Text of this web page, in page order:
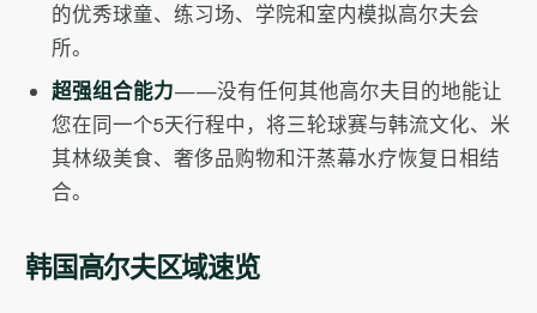
的优秀球童、练习场、学院和室内模拟高尔夫会
所。
超强组合能力——没有任何其他高尔夫目的地能让
您在同一个5天行程中，将三轮球赛与韩流文化、米
其林级美食、奢侈品购物和汗蒸幕水疗恢复日相结
合。
韩国高尔夫区域速览